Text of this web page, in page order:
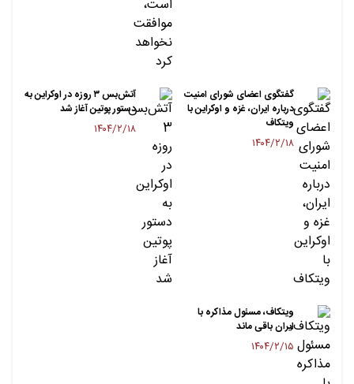
گفتگوی اعضای شورای امنیت
درباره ایران، غزه و اوکراین با
ویتکاف
۱۴۰۴/۲/۱۸
آتش‌بس ۳ روزه در اوکراین به
دستور پوتین آغاز شد
۱۴۰۴/۲/۱۸
ویتکاف، مسئول مذاکره با
ایران باقی ماند
۱۴۰۴/۲/۱۵